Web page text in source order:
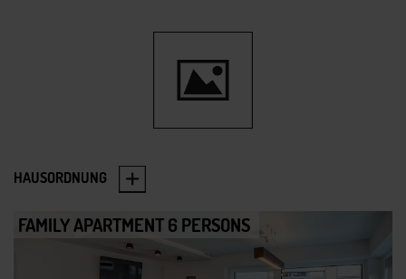
HAUSORDNUNG
FAMILY APARTMENT 6 PERSONS